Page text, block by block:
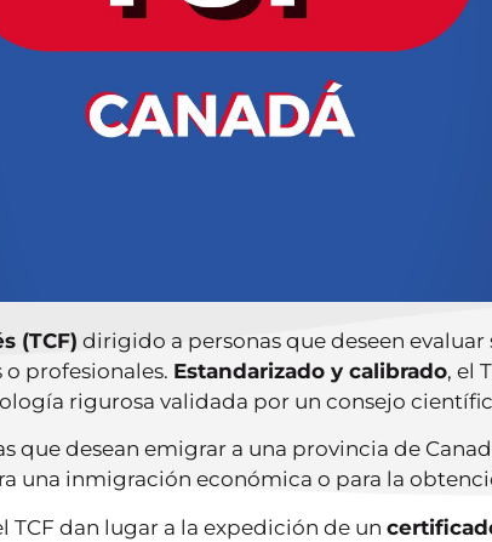
(TCF) dirigido a personas que deseen
profesionales. Estandarizado y calibrado, el
rigurosa validada por un consejo
que desean emigrar a una provincia de
una inmigración económica o para la
TCF dan lugar a la expedición de un